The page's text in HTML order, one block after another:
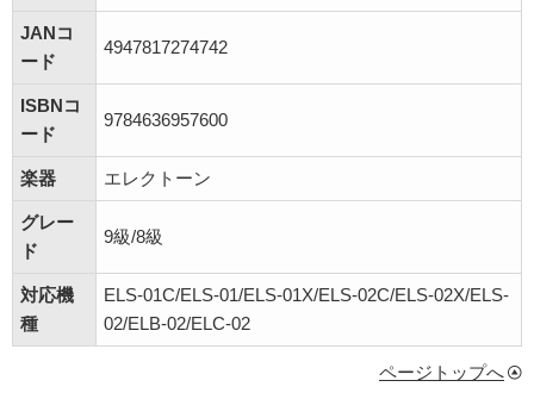
JANコ
ード
4947817274742
ISBNコ
ード
9784636957600
楽器 エレクトーン
グレー
ド
9級/8級
対応機
種
ELS-01C/ELS-01/ELS-01X/ELS-02C/ELS-02X/ELS-
02/ELB-02/ELC-02
ページトップへ